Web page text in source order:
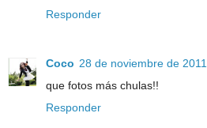
Responder
Coco 28 de noviembre de
que fotos más chulas!!
Responder